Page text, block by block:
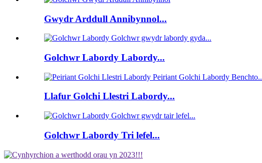
Gwydr Arddull Annibynnol...
Golchwr Labordy Labordy...
Llafur Golchi Llestri Labordy...
Golchwr Labordy Tri lefel...